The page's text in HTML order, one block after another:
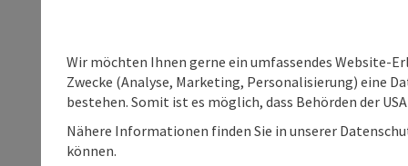
Wir möchten Ihnen gerne ein umfassendes Website-
Zwecke (Analyse, Marketing, Personalisierung) eine
bestehen. Somit ist es möglich, dass Behörden der
Nähere Informationen finden Sie in unserer
können.